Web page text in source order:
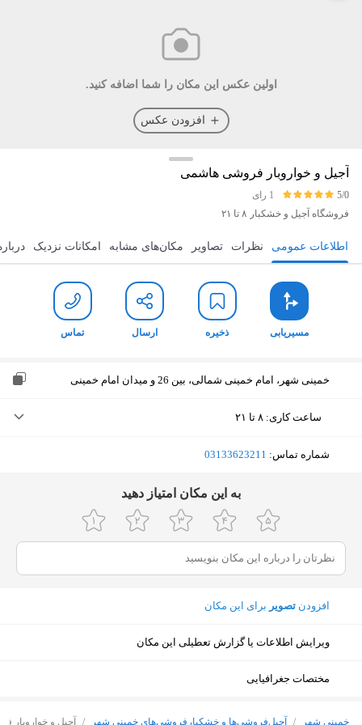
اولین عکس این مکان را شما اضافه کنید.
افزودن عکس
آجیل و خواروبار فروشی هاشمی
5/0
1 رای
فروشگاه آجیل و خشکبار ۸ تا ۲۱
مسیریابی ذخیره ارسال تماس اطلاعات عمومی نظرات تصاویر مکان‌های مشابه امکانات نزدیک
مسیریابی ذخیره ارسال تماس
خمینی شهر، امام خمینی شمالی، بین 26 و میدان امام خمینی
ساعت کاری: ۸ تا ۲۱
پنجشنبه
جمعه
شماره تماس: ‎03133623211
ﺑﻪ اﯾﻦ ﻣﮑﺎن اﻣﺘﯿﺎز دﻫﯿﺪ
افزودن تصویر برای این مکان
ویرایش اطلاعات یا گزارش تعطیلی این مکان
مختصات جغرافیایی
خمینی شهر / آجیل‌فروشی‌ها و خشکبارفروشی‌های خمینی شهر / آجیل و خواروبار